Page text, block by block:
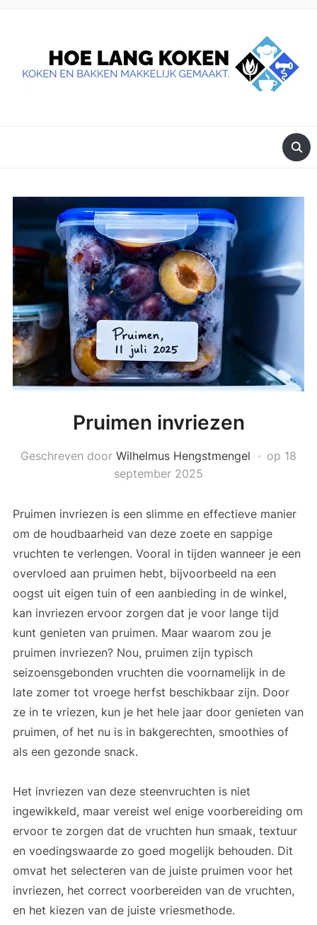
Pruimen invriezen
Geschreven door Wilhelmus Hengstmengel op 18
september 2025
Pruimen invriezen is een slimme en effectieve manier
om de houdbaarheid van deze zoete en sappige
vruchten te verlengen. Vooral in tijden wanneer je een
overvloed aan pruimen hebt, bijvoorbeeld na een
oogst uit eigen tuin of een aanbieding in de winkel,
kan invriezen ervoor zorgen dat je voor lange tijd
kunt genieten van pruimen. Maar waarom zou je
pruimen invriezen? Nou, pruimen zijn typisch
seizoensgebonden vruchten die voornamelijk in de
late zomer tot vroege herfst beschikbaar zijn. Door
ze in te vriezen, kun je het hele jaar door genieten van
pruimen, of het nu is in bakgerechten, smoothies of
als een gezonde snack.
Het invriezen van deze steenvruchten is niet
ingewikkeld, maar vereist wel enige voorbereiding om
ervoor te zorgen dat de vruchten hun smaak, textuur
en voedingswaarde zo goed mogelijk behouden. Dit
omvat het selecteren van de juiste pruimen voor het
invriezen, het correct voorbereiden van de vruchten,
en het kiezen van de juiste vriesmethode.